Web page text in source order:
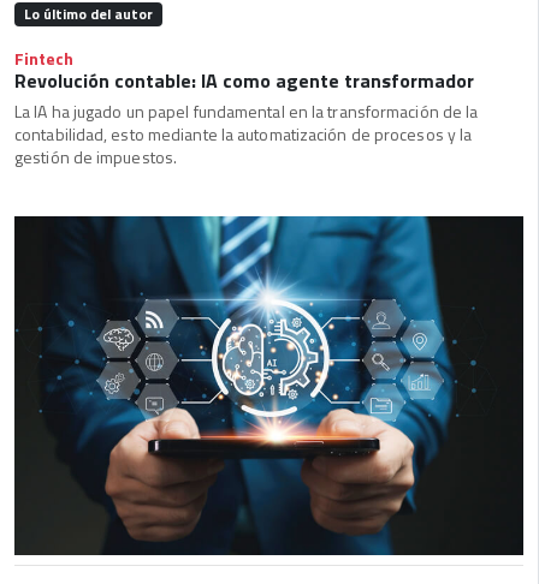
Lo último del autor
Fintech
Revolución contable: IA como agente transformador
La IA ha jugado un papel fundamental en la transformación de la
contabilidad, esto mediante la automatización de procesos y la
gestión de impuestos.